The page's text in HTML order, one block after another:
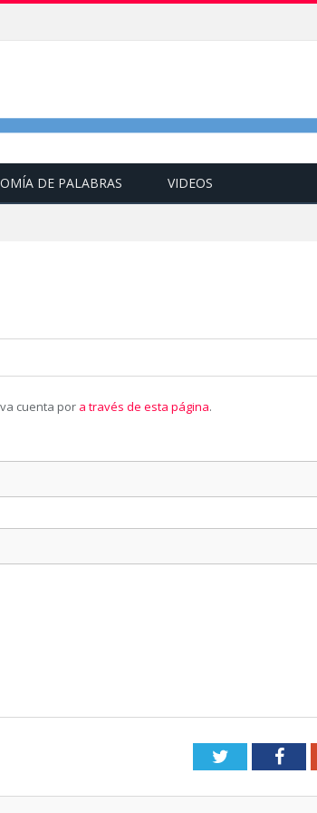
DE PALABRAS VIDEOS
cuenta por a través de esta página.
Twitter